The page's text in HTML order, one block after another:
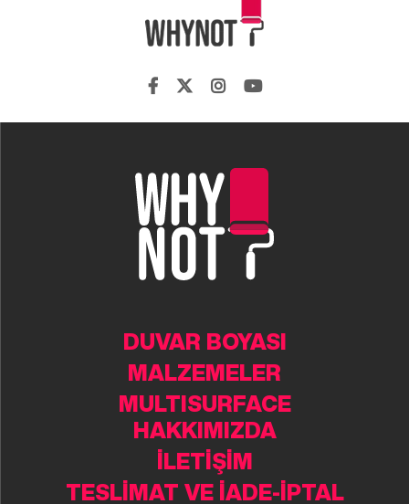
DUVAR BOYASI
MALZEMELER
MULTISURFACE
HAKKIMIZDA
İLETİŞİM
TESLİMAT VE İADE-İPTAL